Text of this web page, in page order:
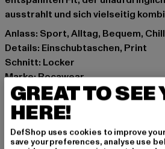
ausstrahlt und sich vielseitig
Anlass: Sport, Alltag, Bequem,
Details: Einschubtaschen, Print
Schnitt: Locker
Marke: Rocawear
Kat.: Mesh Shorts
Farbe: braun
Hersteller Farbe: chocolate brown
Materialzusammensetzung: 100%
GREAT TO SEE
HERE!
DefShop uses cookies to improve
save your preferences, analyse use